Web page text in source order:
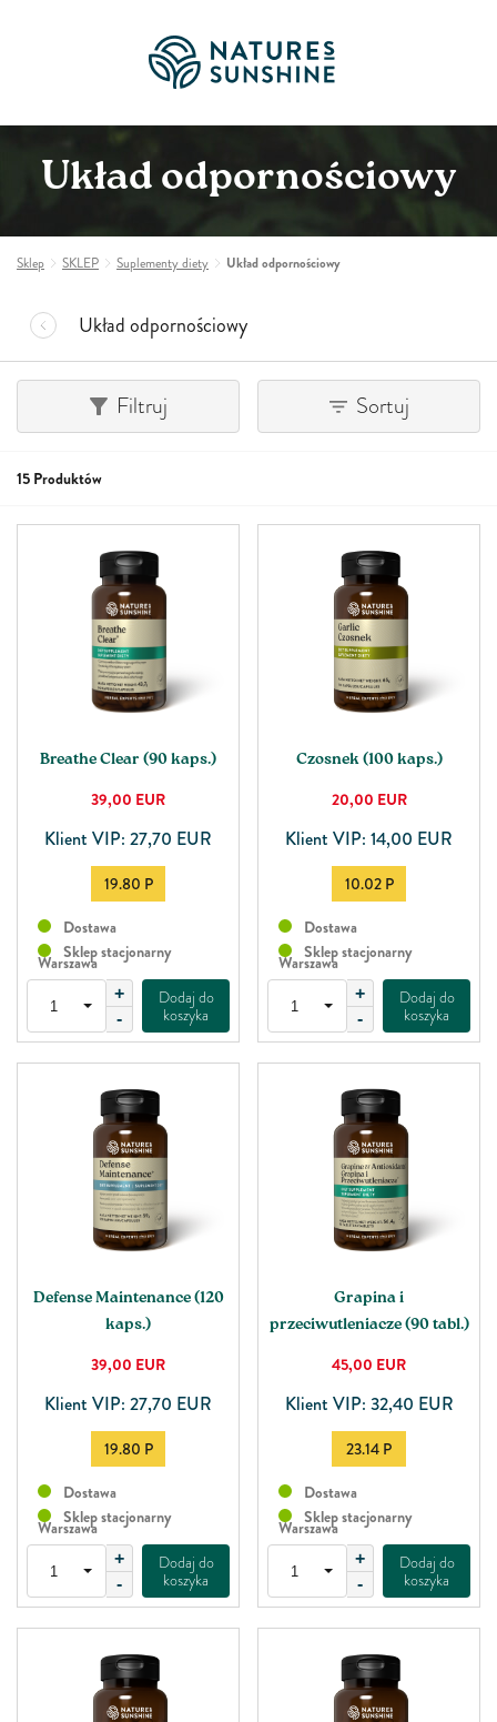
Układ odpornościowy
Sklep SKLEP Suplementy diety Układ odpornościowy
Układ odpornościowy
Filtruj Sortuj
15 Produktów
Breathe Clear (90 kaps.)
39,00 EUR
Klient VIP: 27,70 EUR
19.80 P
Dostawa
Sklep stacjonarny
Warszawa
+
-
Dodaj do
koszyka
Czosnek (100 kaps.)
20,00 EUR
Klient VIP: 14,00 EUR
10.02 P
Dostawa
Sklep stacjonarny
Warszawa
+
-
Dodaj do
koszyka
Defense Maintenance (120
kaps.)
39,00 EUR
Klient VIP: 27,70 EUR
19.80 P
Dostawa
Sklep stacjonarny
Warszawa
+
-
Dodaj do
koszyka
Grapina i
przeciwutleniacze (90 tabl.)
45,00 EUR
Klient VIP: 32,40 EUR
23.14 P
Dostawa
Sklep stacjonarny
Warszawa
+
-
Dodaj do
koszyka